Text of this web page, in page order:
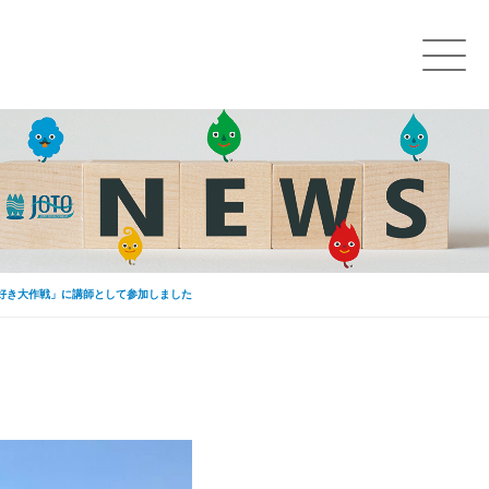
き大作戦」に講師として参加しました